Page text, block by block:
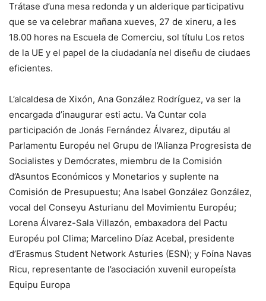
Trátase d’una mesa redonda y un alderique participativu
que se va celebrar mañana xueves, 27 de xineru, a les
18.00 hores na Escuela de Comerciu, sol títulu Los retos
de la UE y el papel de la ciudadanía nel diseñu de ciudaes
eficientes.
L’alcaldesa de Xixón, Ana González Rodríguez, va ser la
encargada d’inaugurar esti actu. Va Cuntar cola
participación de Jonás Fernández Álvarez, diputáu al
Parlamentu Européu nel Grupu de l’Alianza Progresista de
Socialistes y Demócrates, miembru de la Comisión
d’Asuntos Económicos y Monetarios y suplente na
Comisión de Presupuestu; Ana Isabel González González,
vocal del Conseyu Asturianu del Movimientu Européu;
Lorena Álvarez-Sala Villazón, embaxadora del Pactu
Européu pol Clima; Marcelino Díaz Acebal, presidente
d’Erasmus Student Network Asturies (ESN); y Foína Navas
Ricu, representante de l’asociación xuvenil europeísta
Equipu Europa